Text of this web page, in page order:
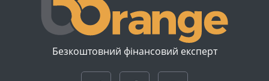
Безкоштовний фінансовий експерт